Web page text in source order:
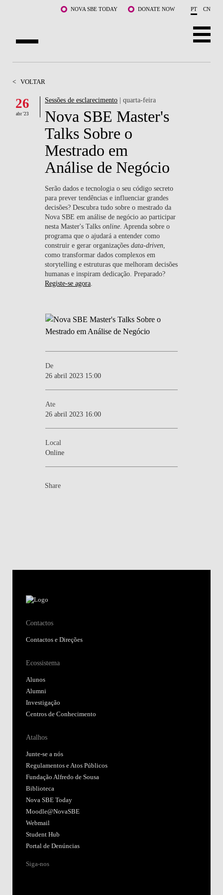
Saltar para o conteúdo principalNOVA SBE TODAY DONATE NOW PT CN
DOCENTES E INVESTIGAÇÃO
COMUNIDADE
< VOLTAR
26
abr '23
Sessões de esclarecimento | quarta-feira
Nova SBE Master's
Talks Sobre o
Mestrado em
Análise de Negócio
Serão dados e tecnologia o seu código secreto
para prever tendências e influenciar grandes
decisões? Descubra tudo sobre o mestrado da
Nova SBE em análise de negócio ao participar
nesta Master's Talksonline . Aprenda sobre o
programa que o ajudará a entender como
construir e gerar organizaçõesdata-driven
como transformar dados complexos em
storytelling e estruturas que melhoram decisões
humanas e inspiram dedicação. Preparado?
Registe-se agora
De
26 abril 2023 15:00
Ate
26 abril 2023 16:00
Local
Online
Share
Contactos
Contactos e Direções
Ecossistema
Alunos
Alumni
Investigação
Centros de Conhecimento
Atalhos
Junte-se a nós
Regulamentos e Atos Públicos
Fundação Alfredo de Sousa
Biblioteca
Nova SBE Today
Moodle@NovaSBE
Webmail
Student Hub
Portal de Denúncias
Siga-nos